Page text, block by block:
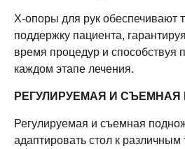
X-опоры для рук обеспечивают
поддержку пациента,
время процедур и способствуя
каждом этапе лечения.
РЕГУЛИРУЕМАЯ И
Регулируемая и съемная
адаптировать стол к различным